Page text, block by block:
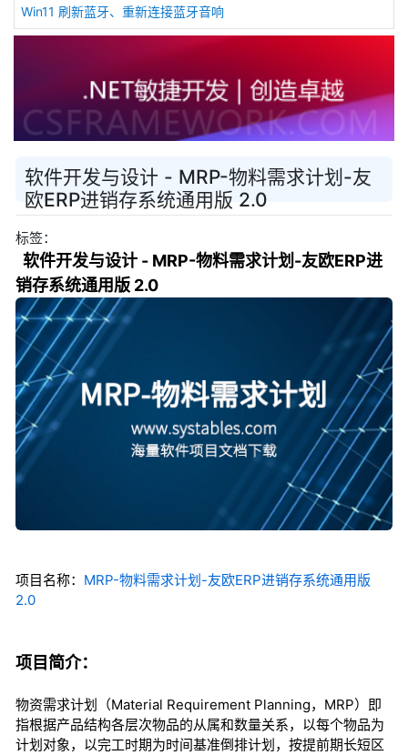
Win11 刷新蓝牙、重新连接蓝牙音响
软件开发与设计 - MRP-物料需求计划-友
欧ERP进销存系统通用版 2.0
标签：
软件开发与设计 - MRP-物料需求计划-友欧ERP进
销存系统通用版 2.0
项目名称： MRP-物料需求计划-友欧ERP进销存系统通用版
2.0
项目简介：
物资需求计划（Material Requirement Planning，MRP）即
指根据产品结构各层次物品的从属和数量关系，以每个物品为
计划对象，以完工时期为时间基准倒排计划，按提前期长短区